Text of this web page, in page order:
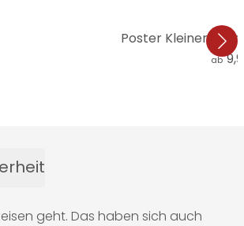
Poster Kleiner
ab
geht. Das haben sich auch